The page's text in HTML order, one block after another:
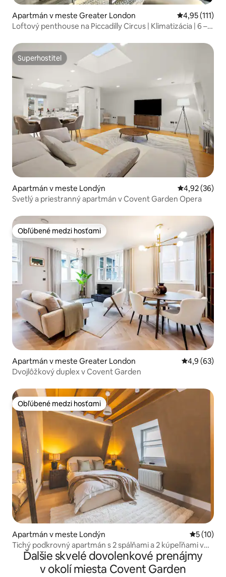
Apartmán v meste Greater London Priemerné
4,95 (111)
Loftový penthouse na Piccadilly Circus | Klimatizácia | 6 – 7
Superhostiteľ
Superhostiteľ
Apartmán v meste Londýn Priemerné
4,92 (36)
Svetlý a priestranný apartmán v Covent Garden Opera
Obľúbené medzi hosťami
Obľúbené medzi hosťami
Apartmán v meste Greater London Priemerné
4,9 (63)
Dvojlôžkový duplex v Covent Garden
Obľúbené medzi hosťami
Obľúbené medzi hosťami
Apartmán v meste Londýn
5 (10)
Tichý podkrovný apartmán s 2 spálňami a 2 kúpeľňami v
Covent Garden
Ďalšie skvelé dovolenkové prenájmy
v okolí miesta Covent Garden